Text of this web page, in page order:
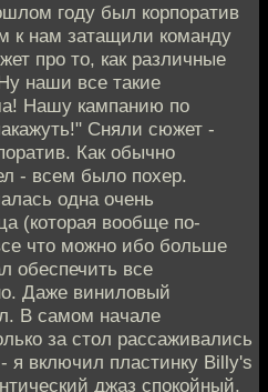
году был корпоратив
к нам затащили команду
про то, как различные
наши все такие
Нашу кампанию по
Сняли сюжет -
Как обычно
- всем было похер.
одна очень
(которая вообще по-
что можно ибо больше
обеспечить все
Даже виниловый
В самом начале
за стол рассаживались
я включил пластинку Billy's
джаз спокойный,